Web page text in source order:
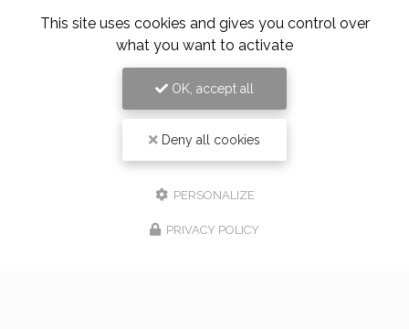
Alloin Fleurs, Vaugneray
Tel. 04 78 45 85 02
This site uses cookies and gives you control over
what you want to activate
OK, accept all
Deny all cookies
PERSONALIZE
PRIVACY POLICY